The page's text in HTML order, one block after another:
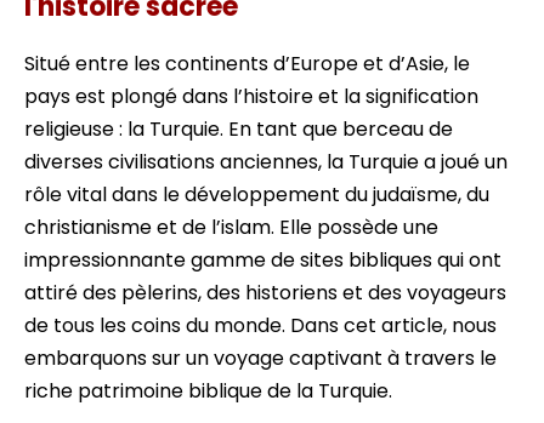
Situé entre les continents d’Europe et d’Asie, le
pays est plongé dans l’histoire et la signification
religieuse : la Turquie. En tant que berceau de
diverses civilisations anciennes, la Turquie a joué un
rôle vital dans le développement du judaïsme, du
christianisme et de l’islam. Elle possède une
impressionnante gamme de sites bibliques qui ont
attiré des pèlerins, des historiens et des voyageurs
de tous les coins du monde. Dans cet article, nous
embarquons sur un voyage captivant à travers le
riche patrimoine biblique de la Turquie.